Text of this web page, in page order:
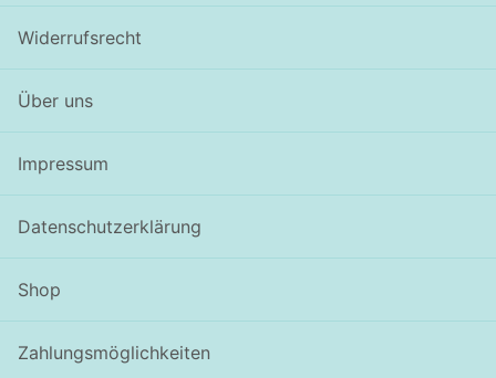
Widerrufsrecht
Über uns
Impressum
Datenschutzerklärung
Shop
Zahlungsmöglichkeiten